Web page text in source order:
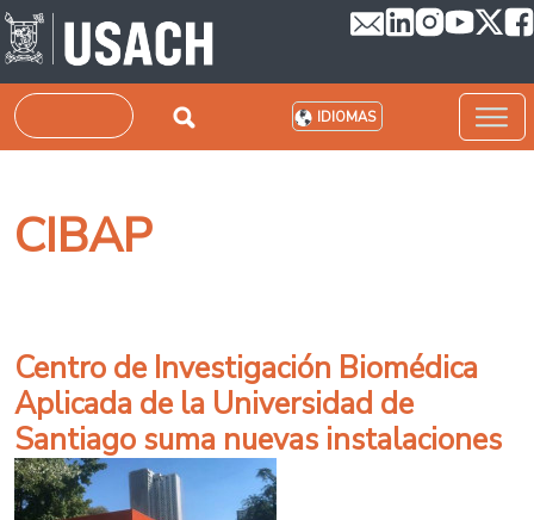
Pasar al contenido principal
Buscar IDIOMAS
CIBAP
Centro de Investigación Biomédica
Aplicada de la Universidad de
Santiago suma nuevas instalaciones